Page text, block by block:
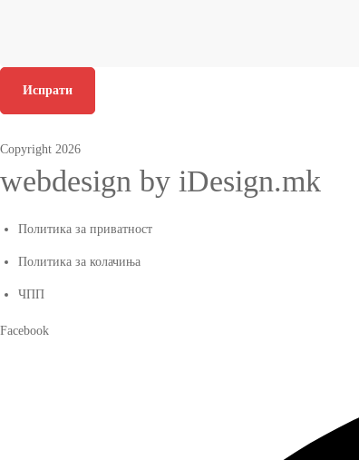
Испрати
Copyright 2026
webdesign by iDesign.mk
Политика за приватност
Политика за колачиња
ЧПП
Facebook